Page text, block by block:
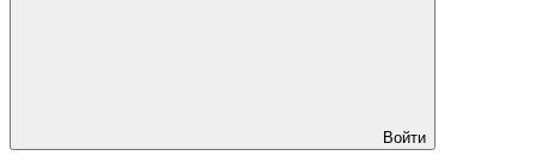
Войти